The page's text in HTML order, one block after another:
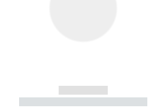
------------
----------- ----------- --------